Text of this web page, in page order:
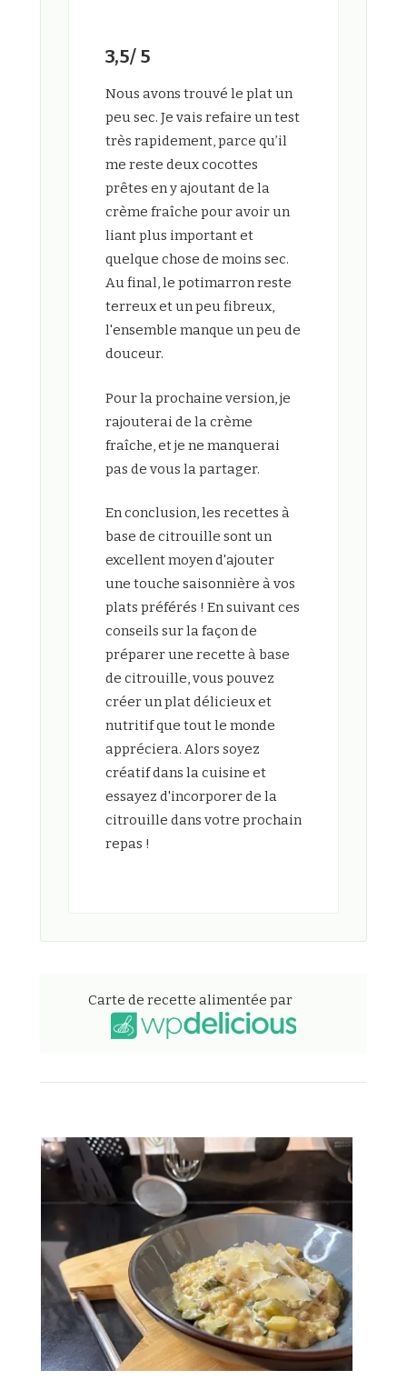
3,5/ 5
Nous avons trouvé le plat un
peu sec. Je vais refaire un test
très rapidement, parce qu’il
me reste deux cocottes
prêtes en y ajoutant de la
crème fraîche pour avoir un
liant plus important et
quelque chose de moins sec.
Au final, le potimarron reste
terreux et un peu fibreux,
l'ensemble manque un peu de
douceur.
Pour la prochaine version, je
rajouterai de la crème
fraîche, et je ne manquerai
pas de vous la partager.
En conclusion, les recettes à
base de citrouille sont un
excellent moyen d'ajouter
une touche saisonnière à vos
plats préférés ! En suivant ces
conseils sur la façon de
préparer une recette à base
de citrouille, vous pouvez
créer un plat délicieux et
nutritif que tout le monde
appréciera. Alors soyez
créatif dans la cuisine et
essayez d'incorporer de la
citrouille dans votre prochain
repas !
Carte de recette alimentée par